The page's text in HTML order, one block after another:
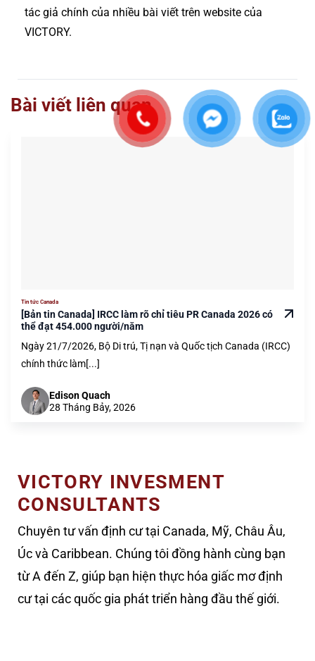
tác giả chính của nhiều bài viết trên website của
VICTORY.
Bài viết liên quan
Tin tức Canada
[Bản tin Canada] IRCC làm rõ chỉ tiêu PR Canada 2026 có
thể đạt 454.000 người/năm
Ngày 21/7/2026, Bộ Di trú, Tị nạn và Quốc tịch Canada (IRCC)
chính thức làm[...]
Edison Quach
28 Tháng Bảy, 2026
VICTORY INVESMENT
CONSULTANTS
Chuyên tư vấn định cư tại Canada, Mỹ, Châu Âu,
Úc và Caribbean. Chúng tôi đồng hành cùng bạn
từ A đến Z, giúp bạn hiện thực hóa giấc mơ định
cư tại các quốc gia phát triển hàng đầu thế giới.